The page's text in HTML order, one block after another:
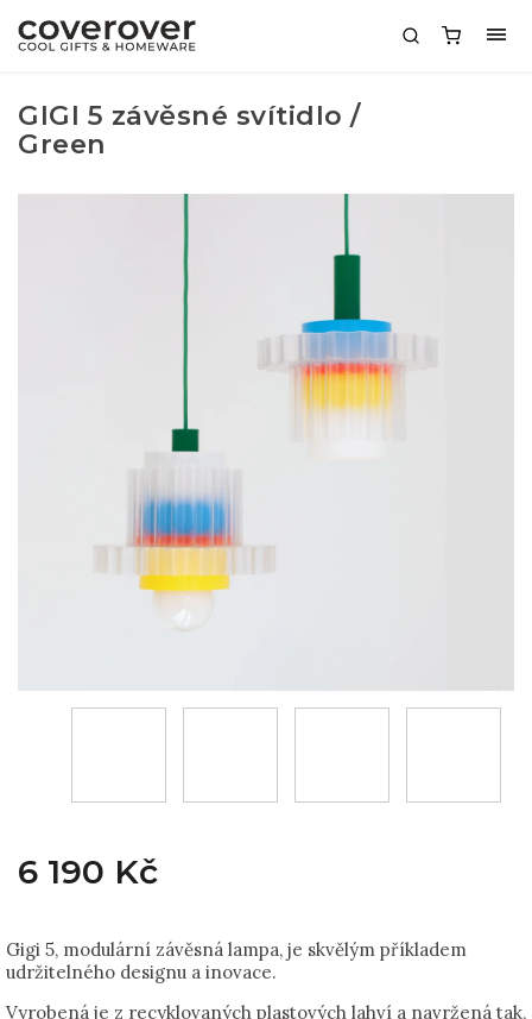
GIGI 5 závěsné svítidlo /
Green
6 190 Kč
Gigi 5, modulární závěsná lampa, je skvělým příkladem
udržitelného designu a inovace.
Vyrobená je z recyklovaných plastových lahví a navržená tak,